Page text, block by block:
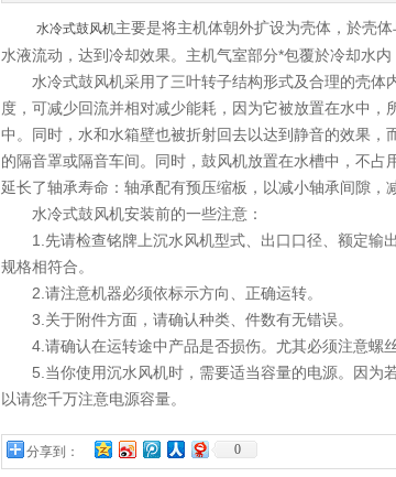
水冷式鼓风机主要是将主机体朝外扩设为壳体，於壳
水液流动，达到冷却效果。主机气室部分*包覆於冷却水
水冷式鼓风机采用了三叶转子结构形式及合理的壳体
度，可减少回流并相对减少能耗，因为它被放置在水中
中。同时，水和水箱壁也被折射回去以达到静音的效果
的隔音罩或隔音车间。同时，鼓风机放置在水槽中，不
延长了轴承寿命：轴承配有预压缩板，以减小轴承间隙，
水冷式鼓风机安装前的一些注意：
1.先请检查铭牌上沉水风机型式、出口口径、额定输
规格相符合。
2.请注意机器必须依标示方向、正确运转。
3.关于附件方面，请确认种类、件数有无错误。
4.请确认在运转途中产品是否损伤。尤其必须注意螺丝
5.当你使用沉水风机时，需要适当容量的电源。因为
以请您千万注意电源容量。
分享到： 0